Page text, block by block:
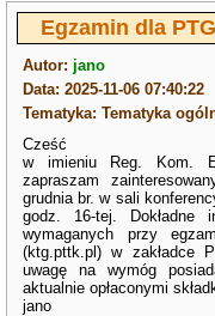
Egzamin dla
Autor: jano
Data: 2025-11-06 07:40:22
Tematyka: Tematyka
Cześć
w imieniu Reg. Kom.
zapraszam
grudnia br. w sali
godz. 16-tej. Dokładne
wymaganych przy
(ktg.pttk.pl) w zakładce
uwagę na wymóg
aktualnie opłaconymi
jano